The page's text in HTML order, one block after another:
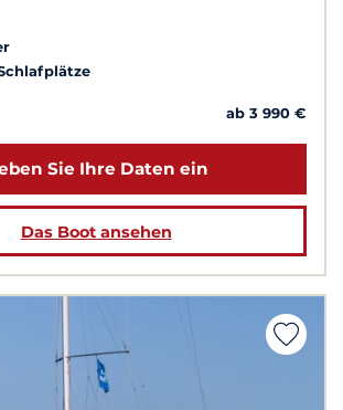
ab 3 990 €
Sie Ihre Daten ein
Das Boot ansehen